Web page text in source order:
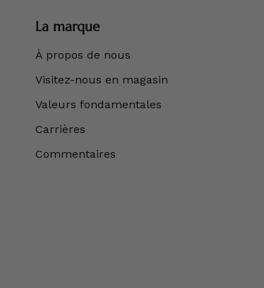
La marque
À propos de nous
Visitez-nous en magasin
Valeurs fondamentales
Carrières
Commentaires